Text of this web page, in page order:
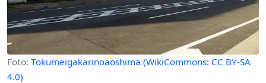
Foto: Tokumeigakarinoaoshima (WikiCommons: CC BY-SA
4.0)